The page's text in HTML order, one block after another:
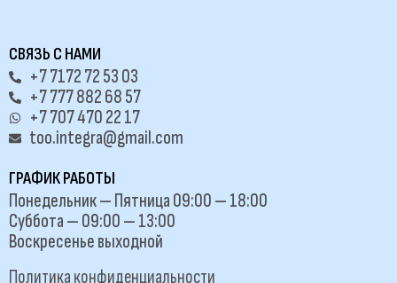
СВЯЗЬ С НАМИ
+7 7172 72 53 03
+7 777 882 68 57
+7 707 470 22 17
too.integra@gmail.com
ГРАФИК РАБОТЫ
Понедельник — Пятница 09:00 — 18:00
Суббота — 09:00 — 13:00
Воскресенье выходной
Политика конфиденциальности